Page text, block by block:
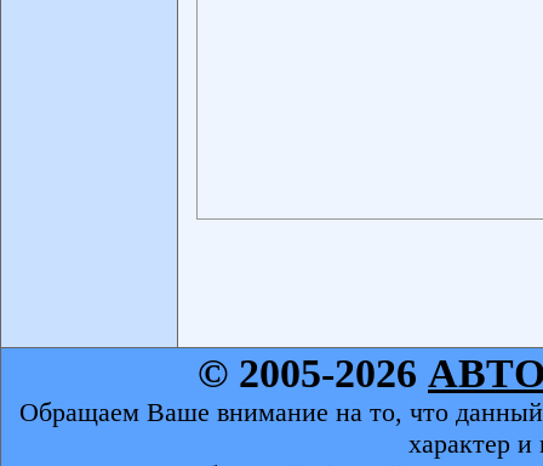
© 2005-2026
Обращаем Ваше внимание на то, что
характер